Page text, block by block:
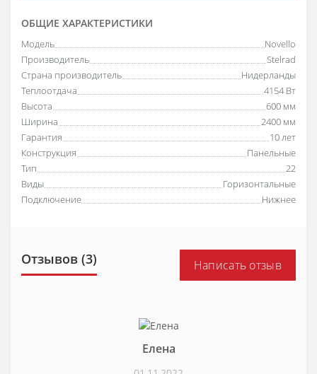
ОБЩИЕ ХАРАКТЕРИСТИКИ
Модель
Novello
Производитель
Stelrad
Страна производитель
Нидерланды
Теплоотдача
4154 Вт
Высота
600 мм
Ширина
2400 мм
Гарантия
10 лет
Конструкция
Панельные
Тип
22
Виды
Горизонтальные
Подключение
Нижнее
Отзывов (3) Написать отзыв
Елена